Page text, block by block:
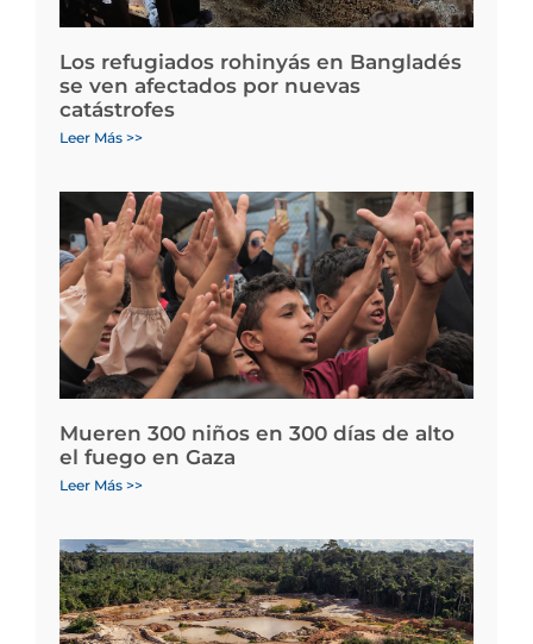
Los refugiados rohinyás en Bangladés
se ven afectados por nuevas
catástrofes
Leer Más >>
Mueren 300 niños en 300 días de alto
el fuego en Gaza
Leer Más >>